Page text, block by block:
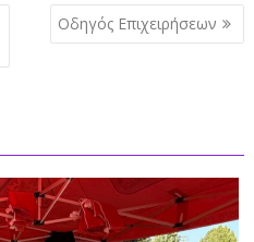
Οδηγός Επιχειρήσεων